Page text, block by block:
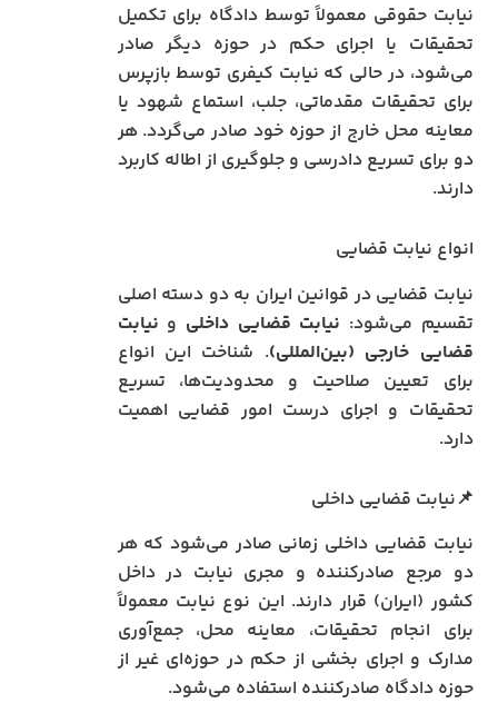
نیابت حقوقی معمولاً توسط دادگاه برای تکمیل
تحقیقات یا اجرای حکم در حوزه دیگر صادر
می‌شود، در حالی که نیابت کیفری توسط بازپرس
برای تحقیقات مقدماتی، جلب، استماع شهود یا
معاینه محل خارج از حوزه خود صادر می‌گردد. هر
دو برای تسریع دادرسی و جلوگیری از اطاله کاربرد
دارند.
انواع نیابت قضایی
نیابت قضایی در قوانین ایران به دو دسته اصلی
تقسیم می‌شود: نیابت قضایی داخلی و نیابت
قضایی خارجی (بین‌المللی). شناخت این انواع
برای تعیین صلاحیت و محدودیت‌ها، تسریع
تحقیقات و اجرای درست امور قضایی اهمیت
دارد.
📌نیابت قضایی داخلی
نیابت قضایی داخلی زمانی صادر می‌شود که هر
دو مرجع صادرکننده و مجری نیابت در داخل
کشور (ایران) قرار دارند. این نوع نیابت معمولاً
برای انجام تحقیقات، معاینه محل، جمع‌آوری
مدارک و اجرای بخشی از حکم در حوزه‌ای غیر از
حوزه دادگاه صادرکننده استفاده می‌شود.